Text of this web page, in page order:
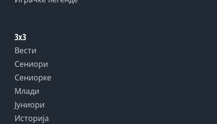
3x3
Вести
Сениори
Сениорке
Млади
Јуниори
Историја